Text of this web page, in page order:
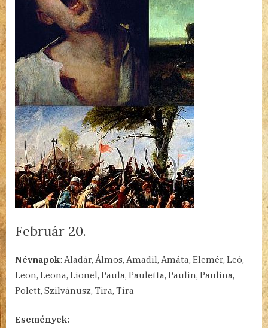
Február 20.
on
Nincs hozzászólása(z)
Február
20.
bejegyzéshez
Névnapok: Aladár, Álmos, Amadil, Amáta, Elemér, Leó,
Leon, Leona, Lionel, Paula, Pauletta, Paulin, Paulina,
Polett, Szilvánusz, Tira, Tíra
Események: